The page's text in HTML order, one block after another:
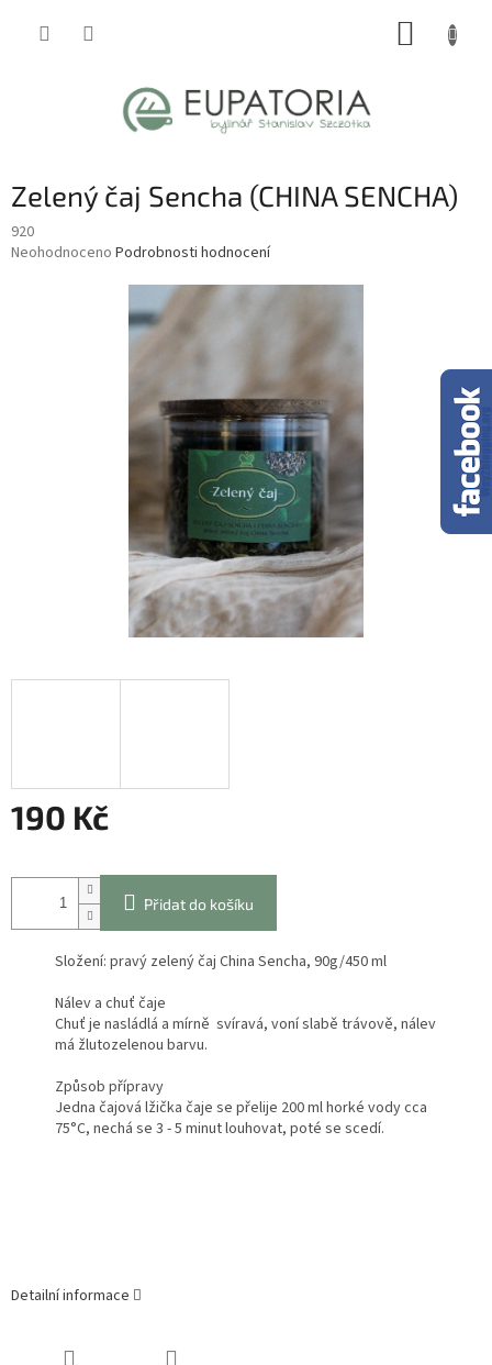
Zelený čaj Sencha (CHINA SENCHA)
920
Průměrné
Neohodnoceno Podrobnosti hodnocení
190 Kč
cena:
Přidat do košíku
Složení: pravý zelený čaj China Sencha, 90g/450 ml
Nálev a chuť čaje
Chuť je nasládlá a mírně svíravá, voní slabě trávově, nálev
má žlutozelenou barvu.
Způsob přípravy
Jedna čajová lžička čaje se přelije 200 ml horké vody cca
75°C, nechá se 3 - 5 minut louhovat, poté se scedí.
Detailní informace